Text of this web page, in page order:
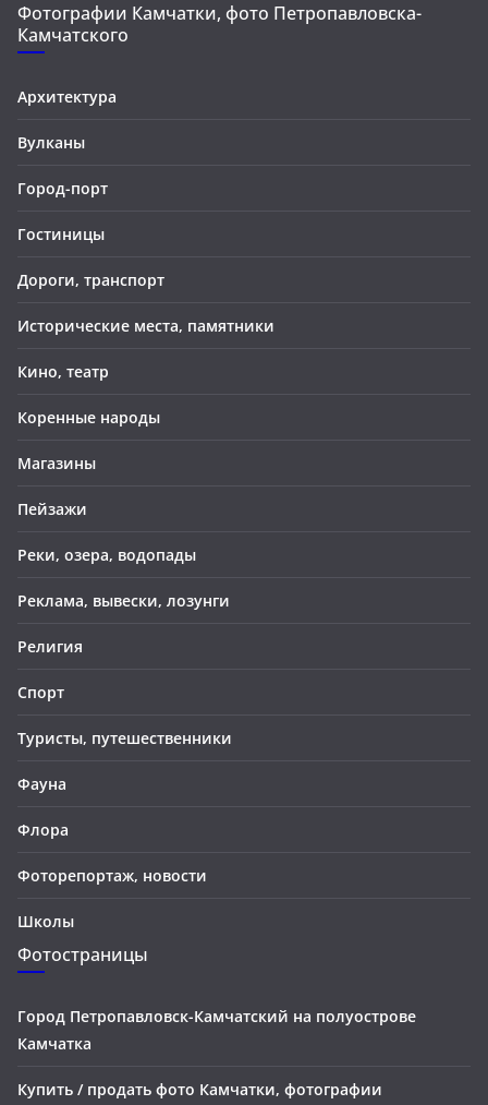
Фотографии Камчатки, фото Петропавловска-
Камчатского
Архитектура
Вулканы
Город-порт
Гостиницы
Дороги, транспорт
Исторические места, памятники
Кино, театр
Коренные народы
Магазины
Пейзажи
Реки, озера, водопады
Реклама, вывески, лозунги
Религия
Спорт
Туристы, путешественники
Фауна
Флора
Фоторепортаж, новости
Школы
Фотостраницы
Город Петропавловск-Камчатский на полуострове
Камчатка
Купить / продать фото Камчатки, фотографии